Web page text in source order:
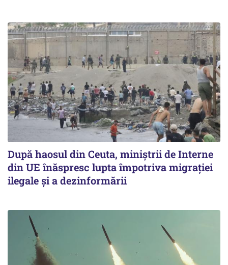
După haosul din Ceuta, miniștrii de Interne
din UE înăspresc lupta împotriva migrației
ilegale și a dezinformării